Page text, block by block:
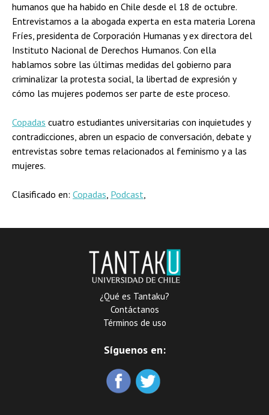
humanos que ha habido en Chile desde el 18 de octubre.
Entrevistamos a la abogada experta en esta materia Lorena
Fríes, presidenta de Corporación Humanas y ex directora del
Instituto Nacional de Derechos Humanos. Con ella
hablamos sobre las últimas medidas del gobierno para
criminalizar la protesta social, la libertad de expresión y
cómo las mujeres podemos ser parte de este proceso.
Copadas cuatro estudiantes universitarias con inquietudes y
contradicciones, abren un espacio de conversación, debate y
entrevistas sobre temas relacionados al feminismo y a las
mujeres.
Clasificado en: Copadas, Podcast,
¿Qué es Tantaku?
Contáctanos
Términos de uso
Síguenos en: